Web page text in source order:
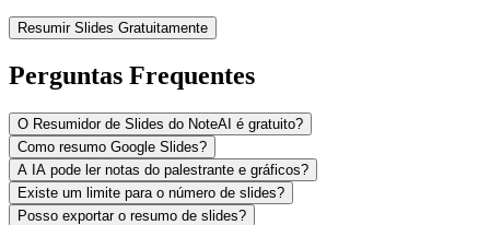
Resumir Slides Gratuitamente
Perguntas Frequentes
O Resumidor de Slides do NoteAI é gratuito?
Como resumo Google Slides?
A IA pode ler notas do palestrante e gráficos?
Existe um limite para o número de slides?
Posso exportar o resumo de slides?